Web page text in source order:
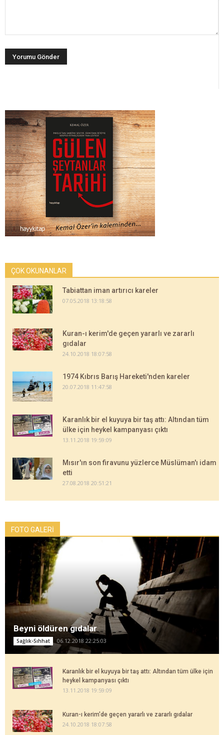
ÇOK OKUNANLAR
Tabiattan iman artırıcı kareler
07.05.2018 13:18:58
Kuran-ı kerim'de geçen yararlı ve zararlı
gıdalar
24.10.2018 18:07:58
1974 Kıbrıs Barış Hareketi'nden kareler
20.07.2018 11:47:58
Karanlık bir el kuyuya bir taş attı: Altından tüm
ülke için heykel kampanyası çıktı
13.11.2018 19:59:09
Mısır'ın son firavunu yüzlerce Müslüman'ı idam
etti
27.08.2018 20:51:21
FOTO GALERİ
Beyni öldüren gıdalar
Sağlık-Sıhhat 06.12.2018 22:25:03
Karanlık bir el kuyuya bir taş attı: Altından tüm ülke için
heykel kampanyası çıktı
13.11.2018 19:59:09
Kuran-ı kerim'de geçen yararlı ve zararlı gıdalar
24.10.2018 18:07:58